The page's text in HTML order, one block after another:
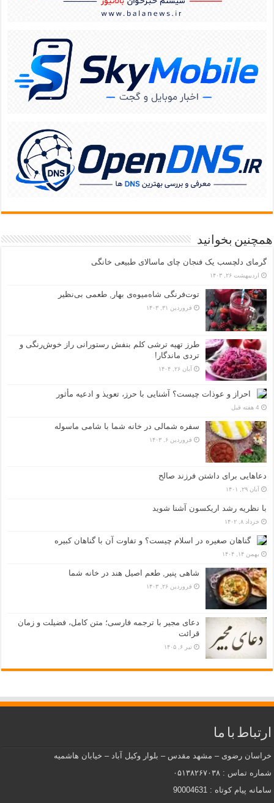
همچنین بخوانید
گرمای دلچسب یک فنجان چای ماسالای طبیعی خانگی
اردیبهشت ۲۶, ۱۴۰۳
توت‌فرنگی شاه‌میوه‌ی بهار, طعمی بی‌نظیر
فروردین ۳۱, ۱۴۰۳
طرز تهیه ترشی کلم بنفش رستورانی راز خوش‌رنگی و
تردی ماندگار!
آبان ۲۶, ۱۴۰۴
احراز و عوذات چیست؟ آشنایی با حرز، تعویذ و ادعیه مأثور
4 هفته قبل
سفره شمالی در خانه شما با شامی ماسوله
فروردین ۶, ۱۴۰۳
دعاهایی برای داشتن فرزند صالح
آبان ۲۹, ۱۴۰۱
با نظریه رشد اریکسون آشنا شوید
خرداد ۸, ۱۴۰۲
گناهان صغیره در اسلام چیست؟ و تفاوت آن با گناهان کبیره
بهمن ۱۴, ۱۴۰۴
شاهی پنیر, طعم اصیل هند در خانه شما
فروردین ۲۶, ۱۴۰۳
دعای مجیر با ترجمه فارسی؛ متن کامل، فضیلت و زمان
قرائت
تیر ۶, ۱۴۰۵
ارتباط با ما
خراسان رضوی – مشهد مقدس – بلوار وکیل آباد – خیابان هاشمیه
شماره تماس : ۰۵۱۳۸۲۶۷۰۳۸
سامانه پیام کوتاه : 90004631